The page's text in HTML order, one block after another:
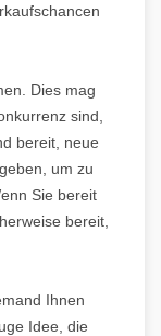
Dies mag
sind,
bereit, neue
um zu
Sie bereit
bereit,
Ihnen
Idee, die